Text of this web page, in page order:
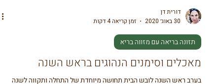
דורית דן
16 בפבר׳ 2021
זמן קריאה 1 דקות